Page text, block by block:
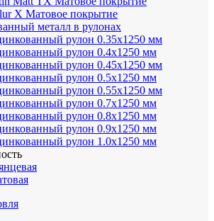
X Матовое покрытие
металл в рулонах
рулон 0.35х1250 мм
рулон 0.4х1250 мм
рулон 0.45х1250 мм
рулон 0.5х1250 мм
рулон 0.55х1250 мм
рулон 0.7х1250 мм
рулон 0.8х1250 мм
рулон 0.9х1250 мм
рулон 1.0х1250 мм